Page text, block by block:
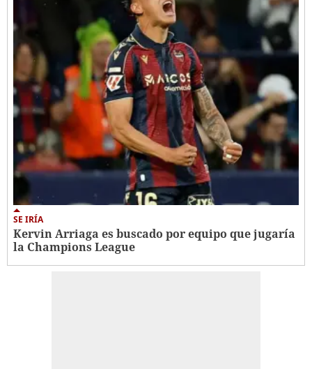
SE IRÍA
Kervin Arriaga es buscado por equipo que jugaría
la Champions League